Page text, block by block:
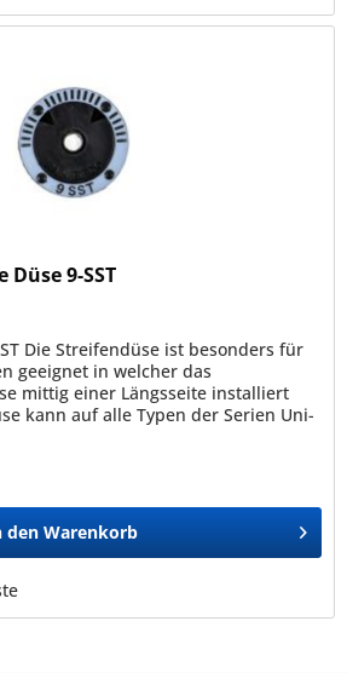
Düse 9-SST
Die Streifendüse ist besonders für
geeignet in welcher das
mittig einer Längsseite installiert
kann auf alle Typen der Serien Uni-
den Warenkorb